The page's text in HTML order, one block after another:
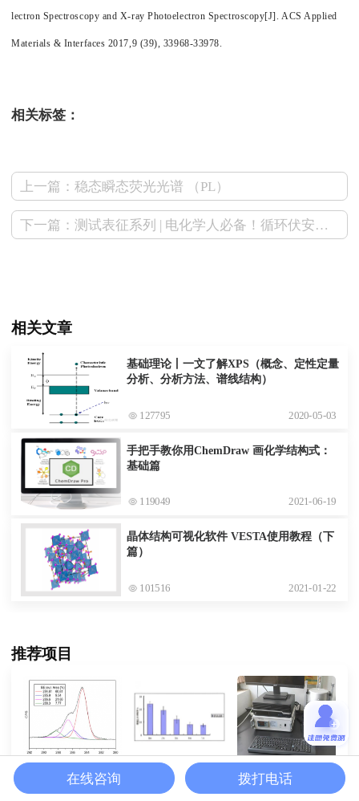
lectron Spectroscopy and X-ray Photoelectron Spectroscopy[J]. ACS Applied
Materials & Interfaces 2017,9 (39), 33968-33978.
相关标签：
上一篇：稳态瞬态荧光光谱 （PL）
下一篇：测试表征系列 | 电化学人必备！循环伏安法知识大全来了，速收藏！
相关文章
基础理论丨一文了解XPS（概念、定性定量
分析、分析方法、谱线结构）
127795 2020-05-03
手把手教你用ChemDraw 画化学结构式：
基础篇
119049 2021-06-19
晶体结构可视化软件 VESTA使用教程（下
篇）
101516 2021-01-22
推荐项目
XPS数据分析 细胞毒性/增殖
D33测试(压电常数
测试)
在线咨询 拨打电话